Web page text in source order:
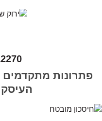
פתרונות מתקדמים